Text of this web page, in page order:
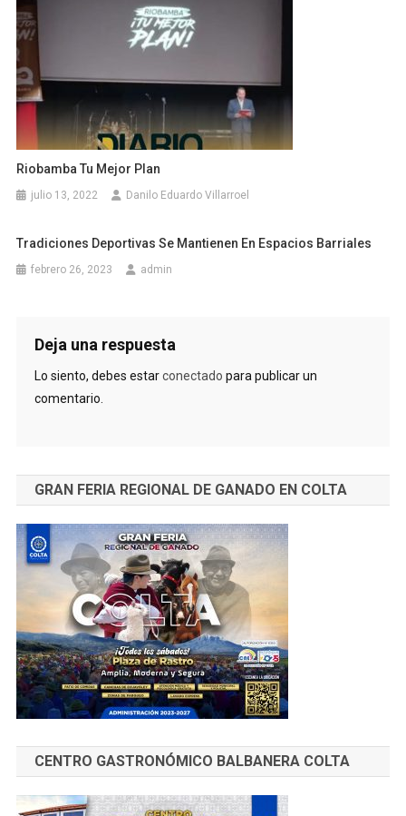
Riobamba Tu Mejor Plan
julio 13, 2022 Danilo Eduardo Villarroel
Tradiciones Deportivas Se Mantienen En Espacios Barriales
febrero 26, 2023 admin
Deja una respuesta
Lo siento, debes estarconectado para publicar un
comentario.
GRAN FERIA REGIONAL DE GANADO EN COLTA
CENTRO GASTRONÓMICO BALBANERA COLTA